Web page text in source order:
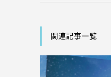
関連記事一覧